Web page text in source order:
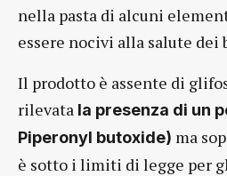
nella pasta di alcuni
essere nocivi alla salute dei
Il prodotto è assente di
rilevata la presenza di un
Piperonyl butoxide) ma
è sotto i limiti di legge per